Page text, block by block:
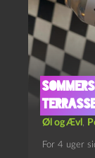
Øl og Ævl ,
For 4 uger